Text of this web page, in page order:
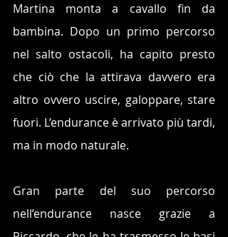
Martina monta a cavallo fin da
bambina. Dopo un primo percorso
nel salto ostacoli, ha capito presto
che ciò che la attirava davvero era
altro ovvero uscire, galoppare, stare
fuori. L’endurance è arrivato più tardi,
ma in modo naturale.
Gran parte del suo percorso
nell’endurance nasce grazie a